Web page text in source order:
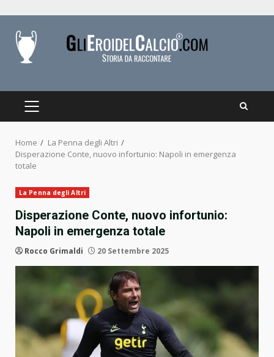
content
PRIMARY
Home
La Penna degli Altri
Disperazione Conte, nuovo infortunio: Napoli in emergenza
totale
La Penna degli Altri
Disperazione Conte, nuovo infortunio:
Napoli in emergenza totale
Rocco Grimaldi 20 Settembre 2025